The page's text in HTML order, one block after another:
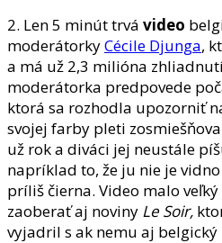
2. Len 5 minút trvá video
moderátorkyCécile Djunga,
a má už 2,3 milióna
moderátorka predpovede
ktorá sa rozhodla upozorniť
svojej farby pleti
už rok a diváci jej neustále
napríklad to, že ju nie je
príliš čierna. Video malo
zaoberať aj noviny Le Soir,
vyjadril s ak nemu aj